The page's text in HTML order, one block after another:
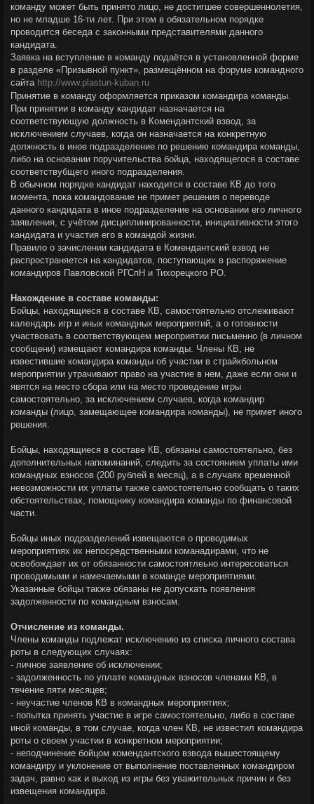
команду может быть принято лицо, не достигшее совершеннолетия,
но не младше 16-ти лет. При этом в обязательном порядке
проводится беседа с законными представителями данного
кандидата.
Заявка на вступление в команду подаётся в установленной форме
в разделе «Призывной пункт», размещённом на форуме командного
сайта http://www.plastun-kuban.ru
Принятие в команду оформляется приказом командира команды.
При принятии в команду кандидат назначается на
соответствующую должность в Комендантский взвод, за
исключением случаев, когда он назначается на конкретную
должность в иное подразделение по решению командира команды,
либо на основании поручительства бойца, находящегося в составе
соответствубщего иного подразделения.
В обычном порядке кандидат находится в составе КВ до того
момента, пока командование не примет решения о переводе
данного кандидата в иное подразделение на основании его личного
заявления, с учётом дисциплинированности, инициативности этого
кандидата и участия его в командой жизни.
Правило о зачислении кандидата в Комендантский взвод не
распространяется на кандидатов, поступающих в распоряжение
командиров Павловской РГСпН и Тихорецкого РО.
Нахождение в составе команды:
Бойцы, находящиеся в составе КВ, самостоятельно отслеживают
календарь игр и иных командных мероприятий, а о готовности
участвовать в соответствующем мероприятии письменно (в личном
сообщени) измещают командира команды. Члены КВ, не
известившие командира команды об участии в страйкбольном
мероприятии утрачивают право на участие в нем, даже если они и
явятся на место сбора или на место проведение игры
самостоятельно, за исключением случаев, когда командир
команды (лицо, замещающее командира команды), не примет иного
решения.
Бойцы, находящиеся в составе КВ, обязаны самостоятельно, без
дополнительных напоминаний, следить за состоянием уплаты ими
командных взносов (200 рублей в месяц), а в случаях временной
невозможности их уплаты также самостоятельно сообщать о таких
обстоятельствах, помощнику командира команды по финансовой
части.
Бойцы иных подразделений извещаются о проводимых
мероприятиях их непосредственными команадирами, что не
освобождает их от обязанности самостоятлеьно интересоваться
проводимыми и намечаемыми в команде мероприятиями.
Указанные бойцы также обязаны не допускать появления
задолженности по командным взносам.
Отчисление из команды.
Члены команды подлежат исключению из списка личного состава
роты в следующих случаях:
- личное заявление об исключении;
- задолженность по уплате командных взносов членами КВ, в
течение пяти месяцев;
- неучастие членов КВ в командных мероприятиях;
- попытка принять участие в игре самостоятельно, либо в составе
иной команды, в том случае, когда член КВ, не известил командира
роты о своем участии в конкретном мероприятии;
- неподчинение бойцом комендантского взвода вышестоящему
командиру и уклонение от выполнение поставленных командиром
задач, равно как и выход из игры без уважительных причин и без
извещения командира.